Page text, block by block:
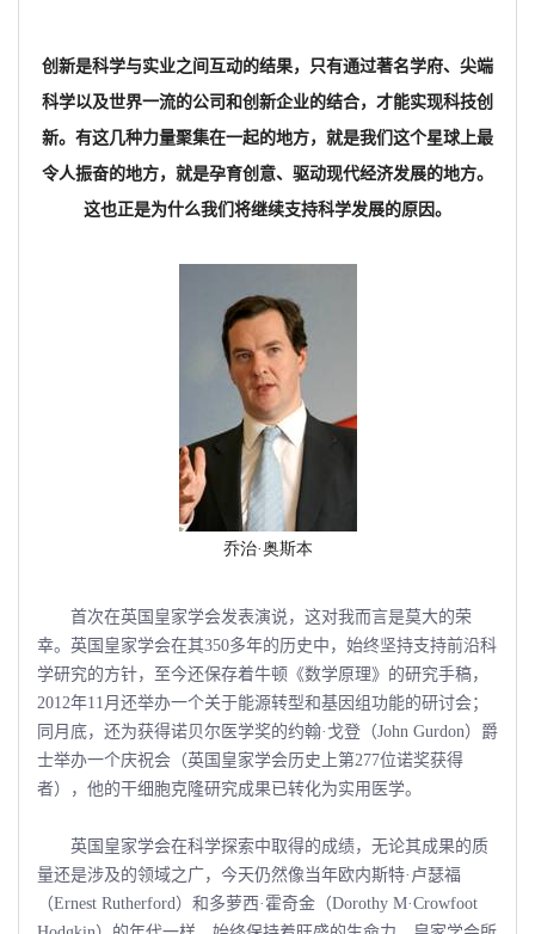
创新是科学与实业之间互动的结果，只有通过著名学府、尖端
科学以及世界一流的公司和创新企业的结合，才能实现科技创
新。有这几种力量聚集在一起的地方，就是我们这个星球上最
令人振奋的地方，就是孕育创意、驱动现代经济发展的地方。
这也正是为什么我们将继续支持科学发展的原因。
乔治·奥斯本
首次在英国皇家学会发表演说，这对我而言是莫大的荣
幸。英国皇家学会在其350多年的历史中，始终坚持支持前沿科
学研究的方针，至今还保存着牛顿《数学原理》的研究手稿，
2012年11月还举办一个关于能源转型和基因组功能的研讨会；
同月底，还为获得诺贝尔医学奖的约翰·戈登（John Gurdon）爵
士举办一个庆祝会（英国皇家学会历史上第277位诺奖获得
者），他的干细胞克隆研究成果已转化为实用医学。
英国皇家学会在科学探索中取得的成绩，无论其成果的质
量还是涉及的领域之广，今天仍然像当年欧内斯特·卢瑟福
（Ernest Rutherford）和多萝西·霍奇金（Dorothy M·Crowfoot